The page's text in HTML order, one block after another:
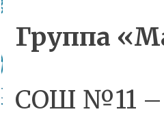
Группа
СОШ №11 –